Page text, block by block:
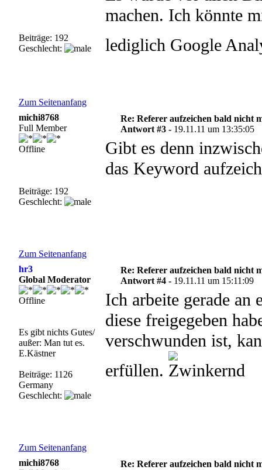
Beiträge: 192
Geschlecht:
machen. Ich könnte
lediglich Google
Zum Seitenanfang
michi8768
Full Member
Offline
Beiträge: 192
Geschlecht:
Re: Referer aufzeichen bald nicht
Antwort #3 - 19.11.11 um 13:35:05
Gibt es denn
das Keyword
Zum Seitenanfang
hr3
Global Moderator
Offline
Es gibt nichts Gutes/
außer: Man tut es.
E.Kästner
Beiträge: 1126
Germany
Geschlecht:
Re: Referer aufzeichen bald nicht
Antwort #4 - 19.11.11 um 15:11:09
Ich arbeite gerade
diese freigegeben
verschwunden ist,
erfüllen.
Zum Seitenanfang
michi8768
Re: Referer aufzeichen bald nicht